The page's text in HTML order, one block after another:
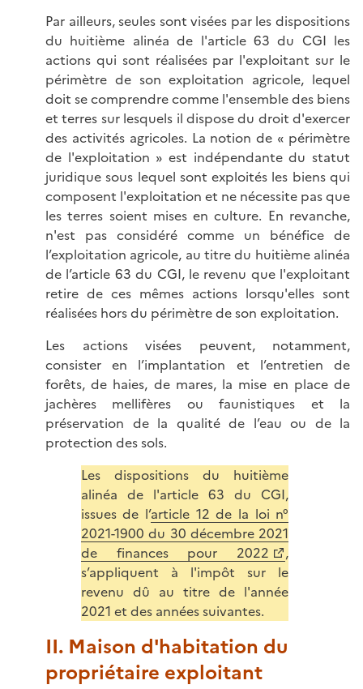
Par ailleurs, seules sont visées par les dispositions
du huitième alinéa de l'article 63 du CGI les
actions qui sont réalisées par l'exploitant sur le
périmètre de son exploitation agricole, lequel
doit se comprendre comme l'ensemble des biens
et terres sur lesquels il dispose du droit d'exercer
des activités agricoles. La notion de « périmètre
de l'exploitation » est indépendante du statut
juridique sous lequel sont exploités les biens qui
composent l'exploitation et ne nécessite pas que
les terres soient mises en culture. En revanche,
n'est pas considéré comme un bénéfice de
l’exploitation agricole, au titre du huitième alinéa
de l’article 63 du CGI, le revenu que l'exploitant
retire de ces mêmes actions lorsqu'elles sont
réalisées hors du périmètre de son exploitation.
Les actions visées peuvent, notamment,
consister en l’implantation et l’entretien de
forêts, de haies, de mares, la mise en place de
jachères mellifères ou faunistiques et la
préservation de la qualité de l’eau ou de la
protection des sols.
Les dispositions du huitième
alinéa de l'article 63 du CGI,
issues de l’article 12 de la loi n°
2021-1900 du 30 décembre 2021
de finances pour 2022
,
s’appliquent à l'impôt sur le
revenu dû au titre de l'année
2021 et des années suivantes.
II. Maison d'habitation du
propriétaire exploitant